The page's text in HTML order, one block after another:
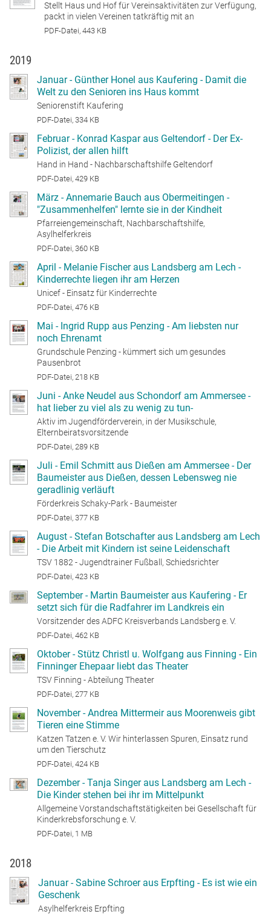
Stellt Haus und Hof für Vereinsaktivitäten zur Verfügung,
packt in vielen Vereinen tatkräftig mit an
PDF-Datei, 443 KB
2019
Januar - Günther Honel aus Kaufering - Damit die
Welt zu den Senioren ins Haus kommt
Seniorenstift Kaufering
PDF-Datei, 334 KB
Februar - Konrad Kaspar aus Geltendorf - Der Ex-
Polizist, der allen hilft
Hand in Hand - Nachbarschaftshilfe Geltendorf
PDF-Datei, 429 KB
März - Annemarie Bauch aus Obermeitingen -
"Zusammenhelfen" lernte sie in der Kindheit
Pfarreiengemeinschaft, Nachbarschaftshilfe,
Asylhelferkreis
PDF-Datei, 360 KB
April - Melanie Fischer aus Landsberg am Lech -
Kinderrechte liegen ihr am Herzen
Unicef - Einsatz für Kinderrechte
PDF-Datei, 476 KB
Mai - Ingrid Rupp aus Penzing - Am liebsten nur
noch Ehrenamt
Grundschule Penzing - kümmert sich um gesundes
Pausenbrot
PDF-Datei, 218 KB
Juni - Anke Neudel aus Schondorf am Ammersee -
hat lieber zu viel als zu wenig zu tun-
Aktiv im Jugendförderverein, in der Musikschule,
Elternbeiratsvorsitzende
PDF-Datei, 289 KB
Juli - Emil Schmitt aus Dießen am Ammersee - Der
Baumeister aus Dießen, dessen Lebensweg nie
geradlinig verläuft
Förderkreis Schaky-Park - Baumeister
PDF-Datei, 377 KB
August - Stefan Botschafter aus Landsberg am Lech
- Die Arbeit mit Kindern ist seine Leidenschaft
TSV 1882 - Jugendtrainer Fußball, Schiedsrichter
PDF-Datei, 423 KB
September - Martin Baumeister aus Kaufering - Er
setzt sich für die Radfahrer im Landkreis ein
Vorsitzender des ADFC Kreisverbands Landsberg e. V.
PDF-Datei, 462 KB
Oktober - Stütz Christl u. Wolfgang aus Finning - Ein
Finninger Ehepaar liebt das Theater
TSV Finning - Abteilung Theater
PDF-Datei, 277 KB
November - Andrea Mittermeir aus Moorenweis gibt
Tieren eine Stimme
Katzen Tatzen e. V. Wir hinterlassen Spuren, Einsatz rund
um den Tierschutz
PDF-Datei, 424 KB
Dezember - Tanja Singer aus Landsberg am Lech -
Die Kinder stehen bei ihr im Mittelpunkt
Allgemeine Vorstandschaftstätigkeiten bei Gesellschaft für
Kinderkrebsforschung e. V.
PDF-Datei, 1 MB
2018
Januar - Sabine Schroer aus Erpfting - Es ist wie ein
Geschenk
Asylhelferkreis Erpfting